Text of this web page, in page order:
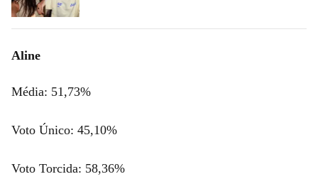
Aline
Média: 51,73%
Voto Único: 45,10%
Voto Torcida: 58,36%